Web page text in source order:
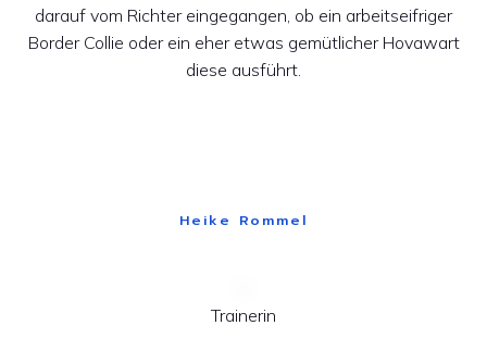
darauf vom Richter eingegangen, ob ein arbeitseifriger
Border Collie oder ein eher etwas gemütlicher Hovawart
diese ausführt.
Heike Rommel
Trainerin